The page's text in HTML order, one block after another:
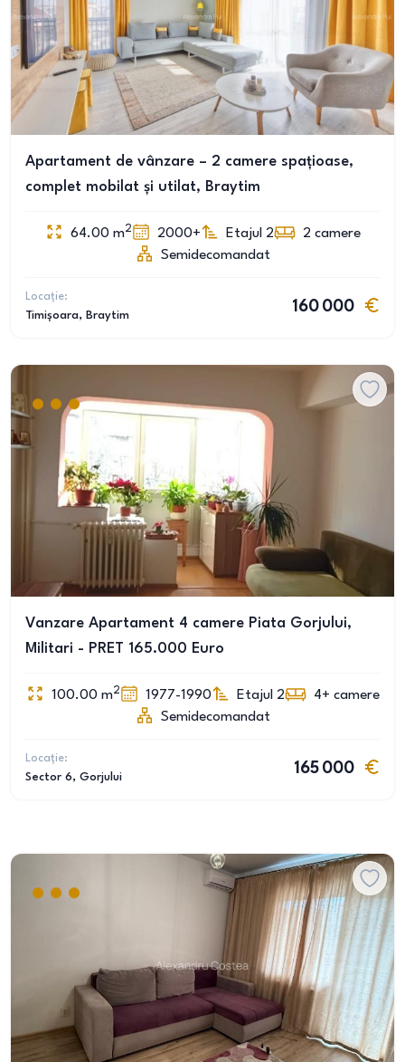
Apartament de vânzare – 2 camere spațioase,
complet mobilat și utilat, Braytim
64.00 m2 2000+ Etajul 2 2 camere
Semidecomandat
Locație:
Timișoara, Braytim
160 000
Vanzare Apartament 4 camere Piata Gorjului,
Militari - PRET 165.000 Euro
100.00 m2 1977-1990 Etajul 2 4+ camere
Semidecomandat
Locație:
Sector 6, Gorjului
165 000